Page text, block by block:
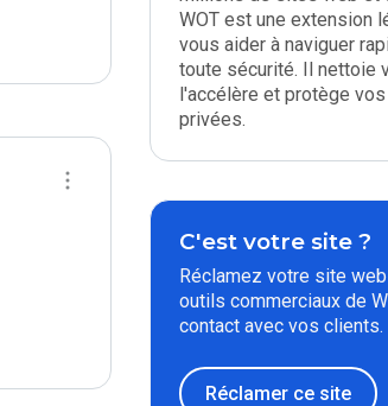
WOT est une extension
vous aider à naviguer
toute sécurité. Il nettoie
l'accélère et protège
privées.
C'est votre site ?
Réclamez votre site
outils commerciaux de
contact avec vos clients.
Réclamer ce site